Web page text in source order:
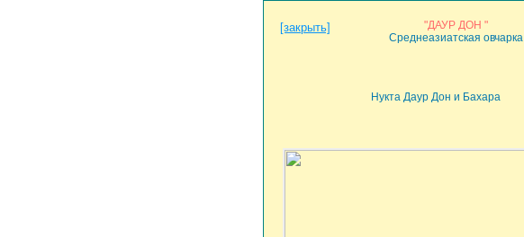
[закрыть]
"ДАУР ДОН "
Среднеазиатская овчарка
Нукта Даур Дон и Бахара